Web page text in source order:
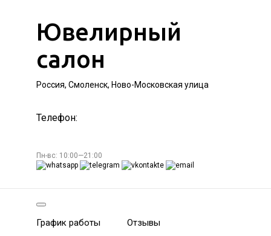
Ювелирный
салон
Россия, Смоленск, Ново-Московская улица
Телефон:
Пн-вс: 10:00—21:00
График работы Отзывы